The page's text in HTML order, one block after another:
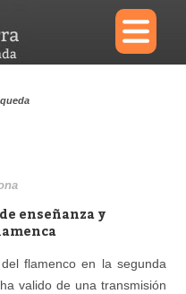
×
enseñanza y
flamenco en la segunda
valido de una transmisión